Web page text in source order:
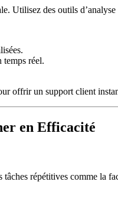
Utilisez des outils
temps réel.
offrir un support client
en Efficacité
répétitives comme la